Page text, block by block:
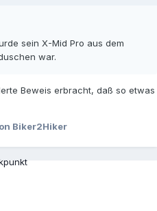
sein X-Mid Pro aus dem
war.
Beweis erbracht, daß so etwas
Biker2Hiker